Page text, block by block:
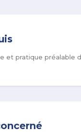
et pratique préalable